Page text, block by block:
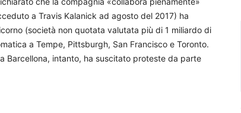
a Travis Kalanick ad agosto del 2017) ha
(società non quotata valutata più di 1 miliardo di
a Tempe, Pittsburgh, San Francisco e Toronto.
Barcellona, intanto, ha suscitato proteste da parte